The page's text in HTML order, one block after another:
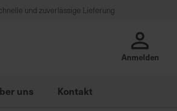
und zuverlässige Lieferung
Anmelden
uns Kontakt